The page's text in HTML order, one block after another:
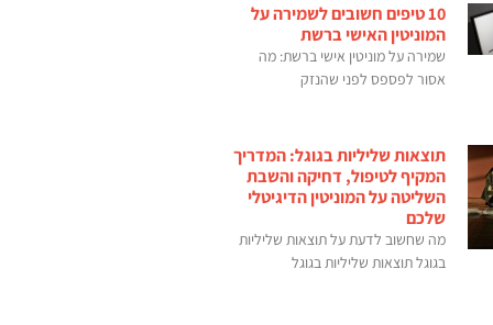
10 טיפים חשובים לשמירה על
המוניטין האישי ברשת
שמירה על מוניטין אישי ברשת: מה
אסור לפספס לפני שהנזק
תוצאות שליליות בגוגל: המדריך
המקיף לטיפול, דחיקה והשבת
השליטה על המוניטין הדיגיטלי
שלכם
מה שחשוב לדעת על תוצאות שליליות
בגוגל תוצאות שליליות בגוגל